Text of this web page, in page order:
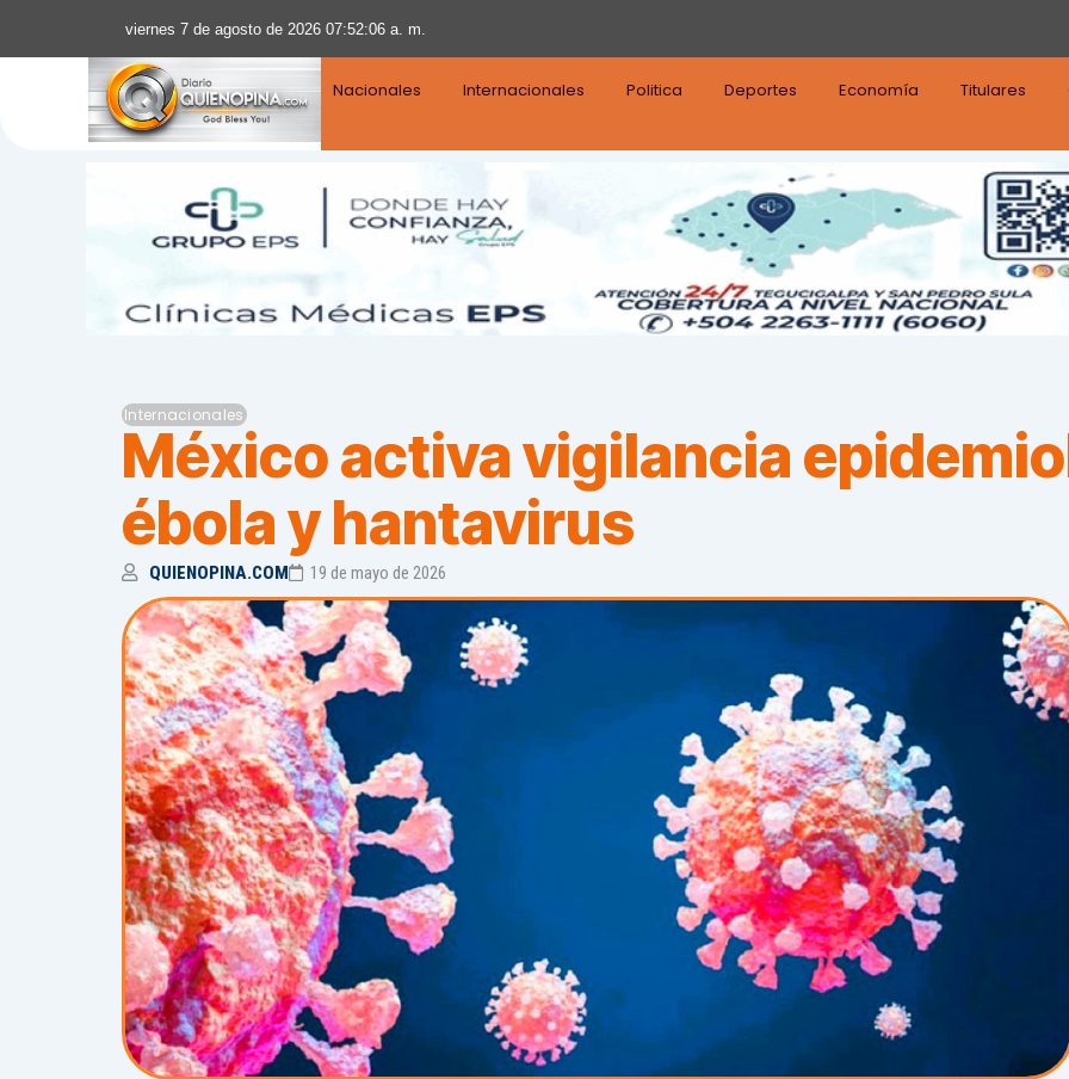
viernes 7 de agosto de 2026 07:52:07 a. m.
Nacionales Internacionales Politica Deportes Economía Titulares
Internacionales
México activa vigilancia
ébola y hantavirus
QUIENOPINA.COM 19 de mayo de 2026